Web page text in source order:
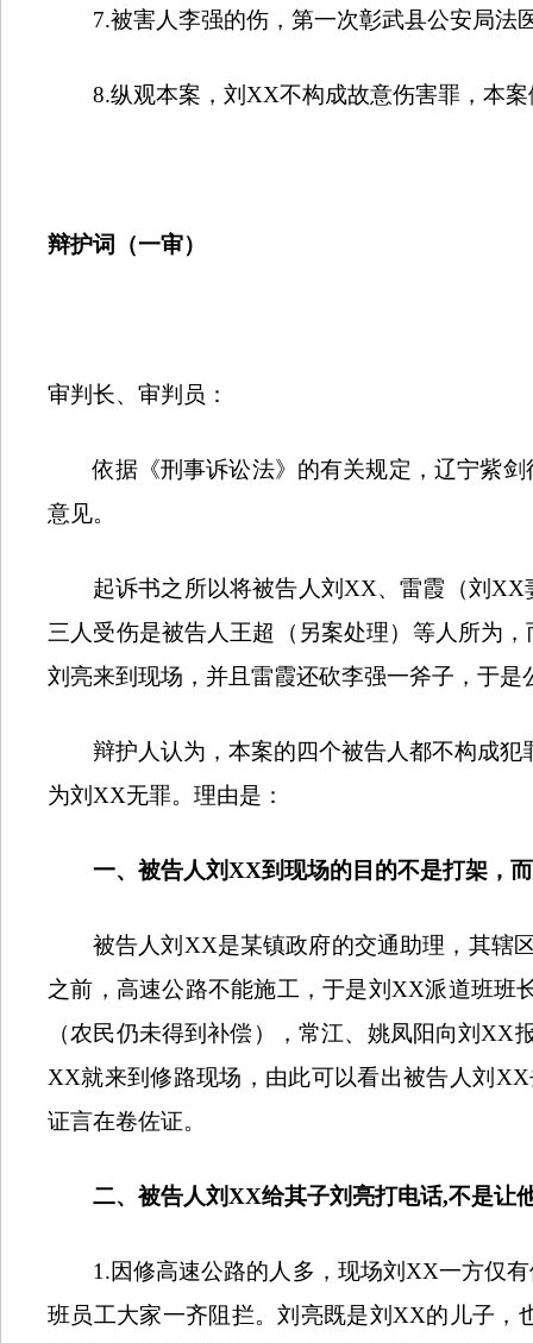
7.被害人李强的伤，第一次彰武县公安局法
8.纵观本案，刘 XX不构成故意伤害罪，本
辩护词（一审）
审判长、审判员：
依据《刑事诉讼法》的有关规定，辽宁紫
意见。
起诉书之所以将被告人刘 XX、雷霞（刘 XX
三人受伤是被告人王超（另案处理）等人所为
刘亮来到现场，并且雷霞还砍李强一斧子，于
辩护人认为，本案的四个被告人都不构成犯
为刘 XX无罪。理由是：
一、被告人刘XX到现场的目的不是打架，
被告人刘 XX是某镇政府的交通助理，其辖
之前，高速公路不能施工，于是刘 XX派道班班
（农民仍未得到补偿），常江、 姚凤阳向刘 XX
XX就来到修路现场，由此可以看出被告人刘 XX
证言在卷佐证。
二、被告人刘XX给其子刘亮打电话,不是让
1.因修高速公路的人多，现场刘 XX一方仅
班员工大家一齐阻拦。刘亮既是刘 XX的儿子，